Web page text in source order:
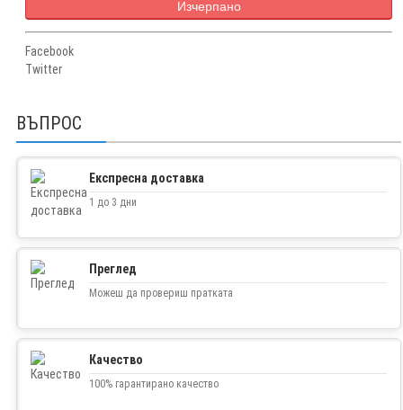
Изчерпано
Facebook
Twitter
ВЪПРОС
Експресна доставка
1 до 3 дни
Преглед
Можеш да провериш пратката
Качество
100% гарантирано качество